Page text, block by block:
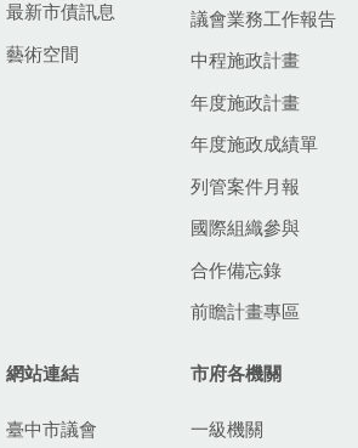
最新市債訊息
藝術空間
議會業務工作報告
中程施政計畫
年度施政計畫
年度施政成績單
列管案件月報
國際組織參與
合作備忘錄
前瞻計畫專區
網站連結
臺中市議會
市府各機關
一級機關